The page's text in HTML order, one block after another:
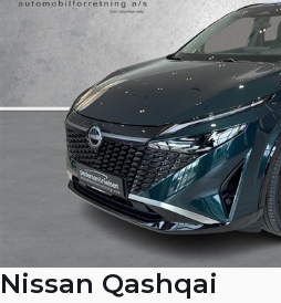
Nissan Qashqai